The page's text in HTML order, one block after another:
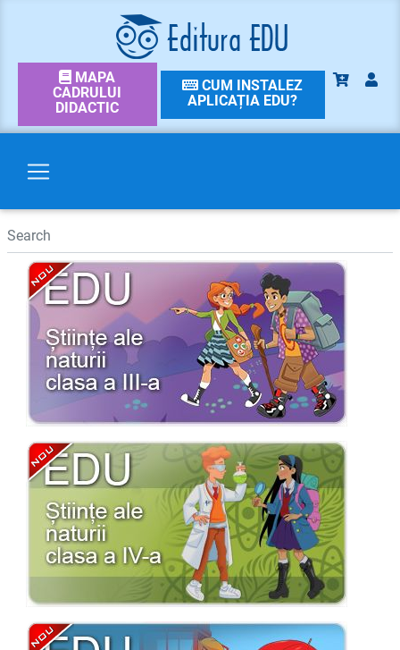
MAPA
CADRULUI
DIDACTIC
CUM INSTALEZ
APLICAȚIA EDU?